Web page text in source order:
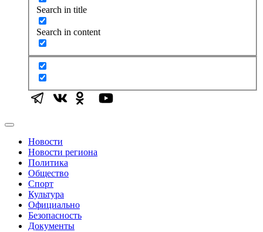
Search in title
Search in content
Новости
Новости региона
Политика
Общество
Спорт
Культура
Официально
Безопасность
Документы